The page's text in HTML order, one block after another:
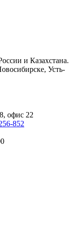
и Казахстана.
Усть-
офис 22
852